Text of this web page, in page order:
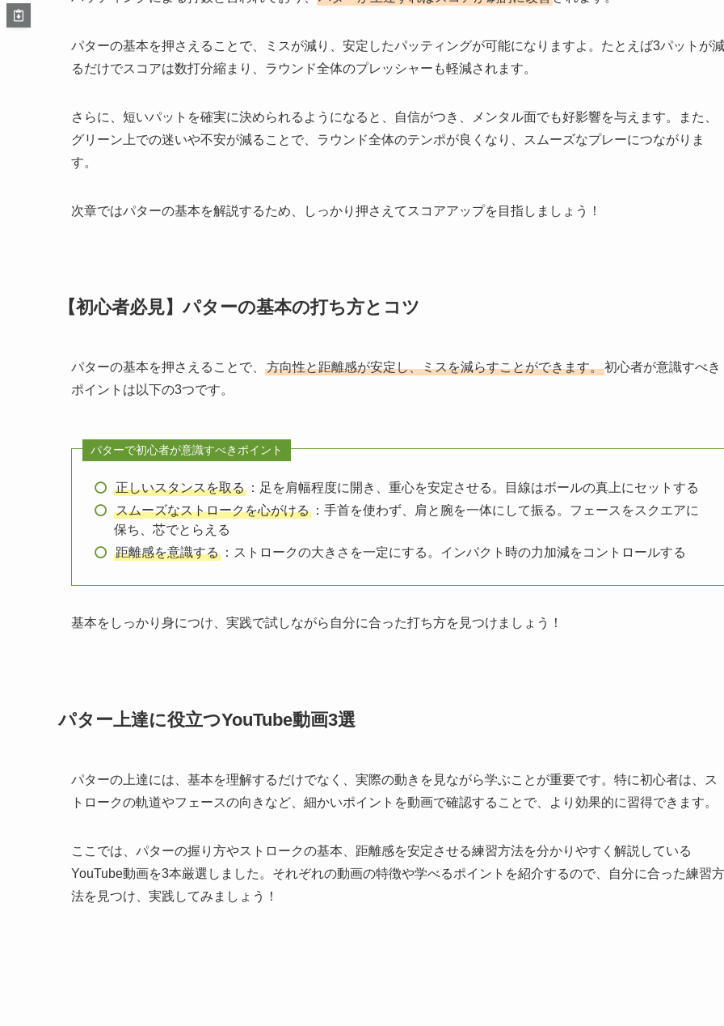
パターの基本を押さえることで、ミスが減り、安定したパッティングが可能になりますよ。たとえば3パットが減
るだけでスコアは数打分縮まり、ラウンド全体のプレッシャーも軽減されます。
さらに、短いパットを確実に決められるようになると、自信がつき、メンタル面でも好影響を与えます。また、
グリーン上での迷いや不安が減ることで、ラウンド全体のテンポが良くなり、スムーズなプレーにつながりま
す。
次章ではパターの基本を解説するため、しっかり押さえてスコアアップを目指しましょう！
【初心者必見】パターの基本の打ち方とコツ
パターの基本を押さえることで、 方向性と距離感が安定し、ミスを減らすことができます。初心者が意識すべき
ポイントは以下の3つです。
パターで初心者が意識すべきポイント
正しいスタンスを取る ：足を肩幅程度に開き、重心を安定させる。目線はボールの真上にセットする
スムーズなストロークを心がける ：手首を使わず、肩と腕を一体にして振る。フェースをスクエアに
保ち、芯でとらえる
距離感を意識する ：ストロークの大きさを一定にする。インパクト時の力加減をコントロールする
基本をしっかり身につけ、実践で試しながら自分に合った打ち方を見つけましょう！
パター上達に役立つYouTube動画3選
パターの上達には、基本を理解するだけでなく、実際の動きを見ながら学ぶことが重要です。特に初心者は、ス
トロークの軌道やフェースの向きなど、細かいポイントを動画で確認することで、より効果的に習得できます。
ここでは、パターの握り方やストロークの基本、距離感を安定させる練習方法を分かりやすく解説している
YouTube動画を3本厳選しました。それぞれの動画の特徴や学べるポイントを紹介するので、自分に合った練習方
法を見つけ、実践してみましょう！